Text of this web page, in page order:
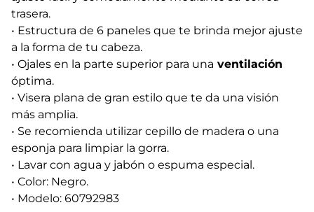
trasera.
• Estructura de 6 paneles que te brinda mejor ajuste
a la forma de tu cabeza.
• Ojales en la parte superior para una ventilación
óptima.
• Visera plana de gran estilo que te da una visión
más amplia.
• Se recomienda utilizar cepillo de madera o una
esponja para limpiar la gorra.
• Lavar con agua y jabón o espuma especial.
• Color: Negro.
• Modelo: 60792983